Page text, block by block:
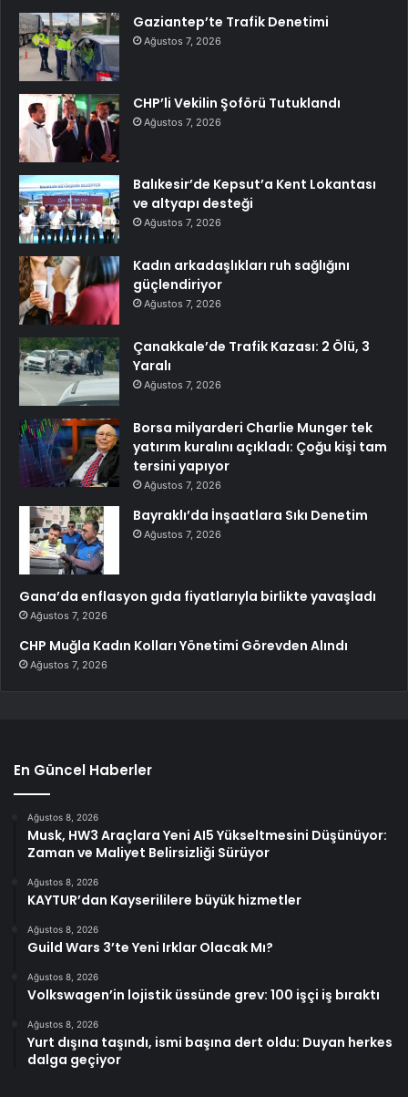
Gaziantep’te Trafik Denetimi
Ağustos 7, 2026
CHP’li Vekilin Şoförü Tutuklandı
Ağustos 7, 2026
Balıkesir’de Kepsut’a Kent Lokantası
ve altyapı desteği
Ağustos 7, 2026
Kadın arkadaşlıkları ruh sağlığını
güçlendiriyor
Ağustos 7, 2026
Çanakkale’de Trafik Kazası: 2 Ölü, 3
Yaralı
Ağustos 7, 2026
Borsa milyarderi Charlie Munger tek
yatırım kuralını açıkladı: Çoğu kişi tam
tersini yapıyor
Ağustos 7, 2026
Bayraklı’da İnşaatlara Sıkı Denetim
Ağustos 7, 2026
Gana’da enflasyon gıda fiyatlarıyla birlikte yavaşladı
Ağustos 7, 2026
CHP Muğla Kadın Kolları Yönetimi Görevden Alındı
Ağustos 7, 2026
En Güncel Haberler
Ağustos 8, 2026
Musk, HW3 Araçlara Yeni AI5 Yükseltmesini Düşünüyor:
Zaman ve Maliyet Belirsizliği Sürüyor
Ağustos 8, 2026
KAYTUR’dan Kayserililere büyük hizmetler
Ağustos 8, 2026
Guild Wars 3’te Yeni Irklar Olacak Mı?
Ağustos 8, 2026
Volkswagen’in lojistik üssünde grev: 100 işçi iş bıraktı
Ağustos 8, 2026
Yurt dışına taşındı, ismi başına dert oldu: Duyan herkes
dalga geçiyor